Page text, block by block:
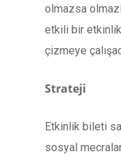
olmazsa
etkili bir etkinlik
çizmeye
Strateji
Etkinlik bileti
sosyal